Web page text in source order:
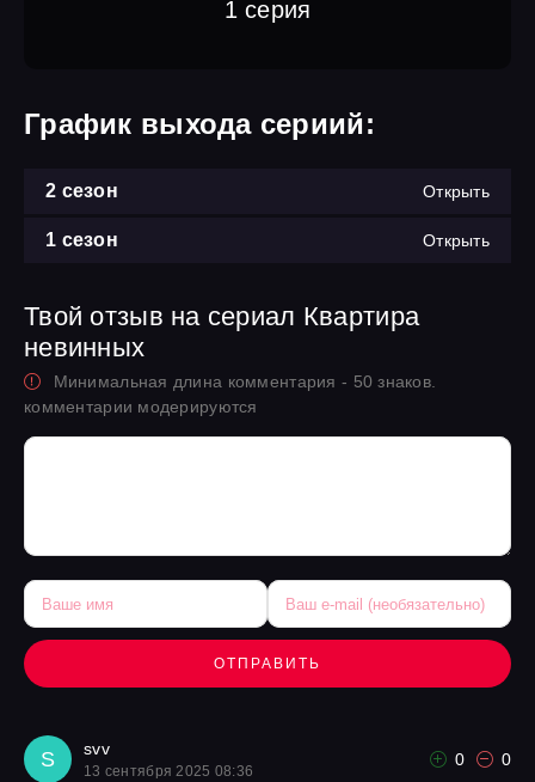
1 серия
График выхода сериий:
2 сезон Открыть
1 сезон Открыть
Твой отзыв на сериал Квартира
невинных
Минимальная длина комментария - 50 знаков.
комментарии модерируются
ОТПРАВИТЬ
S svv
13 сентября 2025 08:36
0 0